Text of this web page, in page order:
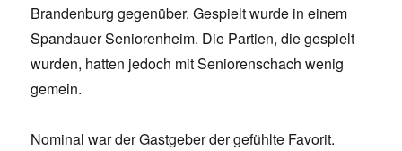
Brandenburg gegenüber. Gespielt wurde in einem
Spandauer Seniorenheim. Die Partien, die gespielt
wurden, hatten jedoch mit Seniorenschach wenig
gemein.
Nominal war der Gastgeber der gefühlte Favorit.